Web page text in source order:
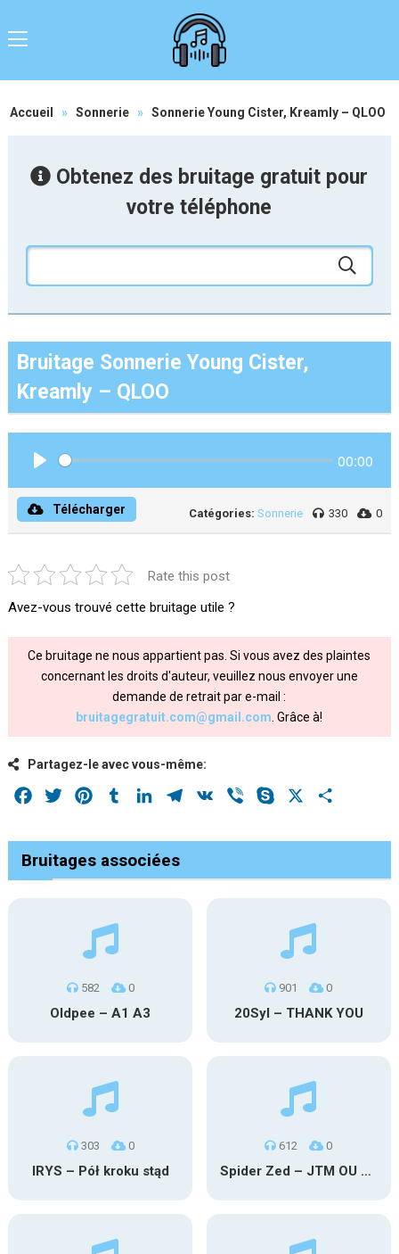
Accueil » Sonnerie » Sonnerie Young Cister, Kreamly – QLOO
Obtenez des bruitage gratuit pour
votre téléphone
Bruitage Sonnerie Young Cister,
Kreamly – QLOO
00:00
Télécharger Catégories: Sonnerie 330 0
Rate this post
Avez-vous trouvé cette bruitage utile ?
Ce bruitage ne nous appartient pas. Si vous avez des plaintes
concernant les droits d'auteur, veuillez nous envoyer une
demande de retrait par e-mail :
bruitagegratuit.com@gmail.com . Grâce à!
Partagez-le avec vous-même:
Facebook
Twitter PinterestTumblrLinkedInTelegram
VK Viber Skype
Bruitages associées
582 0
Oldpee – A1 A3
901 0
20Syl – THANK YOU
303 0
IRYS – Pół kroku stąd
612 0
Spider Zed – JTM OU TG